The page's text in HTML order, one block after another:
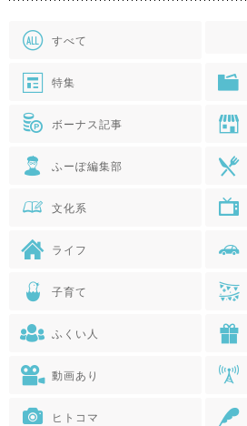
すべて
特集
ボーナス記事
ふーぽ編集部
文化系
ライフ
子育て
ふくい人
動画あり
ヒトコマ